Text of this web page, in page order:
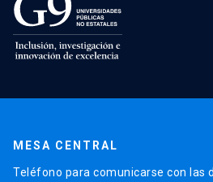
MESA CENTRAL
Teléfono para comunicarse con las